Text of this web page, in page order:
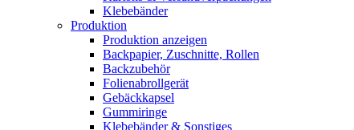
Klebebänder
Produktion
Produktion anzeigen
Backpapier, Zuschnitte, Rollen
Backzubehör
Folienabrollgerät
Gebäckkapsel
Gummiringe
Klebebänder & Sonstiges